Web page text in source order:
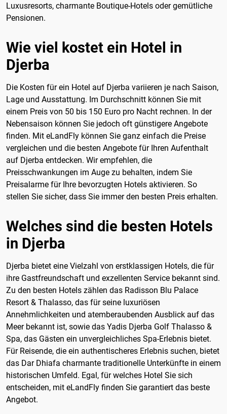
Luxusresorts, charmante Boutique-Hotels oder gemütliche
Pensionen.
Wie viel kostet ein Hotel in
Djerba
Die Kosten für ein Hotel auf Djerba variieren je nach Saison,
Lage und Ausstattung. Im Durchschnitt können Sie mit
einem Preis von 50 bis 150 Euro pro Nacht rechnen. In der
Nebensaison können Sie jedoch oft günstigere Angebote
finden. Mit eLandFly können Sie ganz einfach die Preise
vergleichen und die besten Angebote für Ihren Aufenthalt
auf Djerba entdecken. Wir empfehlen, die
Preisschwankungen im Auge zu behalten, indem Sie
Preisalarme für Ihre bevorzugten Hotels aktivieren. So
stellen Sie sicher, dass Sie immer den besten Preis erhalten.
Welches sind die besten Hotels
in Djerba
Djerba bietet eine Vielzahl von erstklassigen Hotels, die für
ihre Gastfreundschaft und exzellenten Service bekannt sind.
Zu den besten Hotels zählen das Radisson Blu Palace
Resort & Thalasso, das für seine luxuriösen
Annehmlichkeiten und atemberaubenden Ausblick auf das
Meer bekannt ist, sowie das Yadis Djerba Golf Thalasso &
Spa, das Gästen ein unvergleichliches Spa-Erlebnis bietet.
Für Reisende, die ein authentischeres Erlebnis suchen, bietet
das Dar Dhiafa charmante traditionelle Unterkünfte in einem
historischen Umfeld. Egal, für welches Hotel Sie sich
entscheiden, mit eLandFly finden Sie garantiert das beste
Angebot.